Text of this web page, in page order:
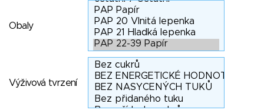
Obaly
Výživová tvrzení